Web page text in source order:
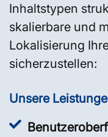
Inhaltstypen
skalierbare und
Lokalisierung
sicherzustellen:
Unsere